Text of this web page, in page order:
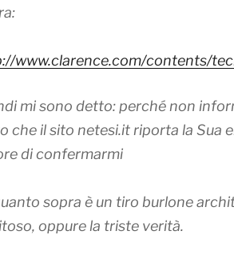
www.clarence.com/contents/
mi sono detto: perché non
che il sito netesi.it riporta la Sua
di confermarmi
sopra è un tiro burlone
oppure la triste verità.